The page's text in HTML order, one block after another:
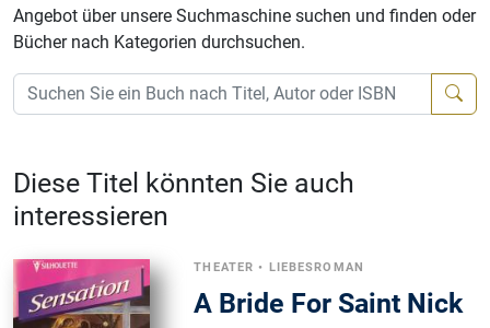
Angebot über unsere Suchmaschine suchen und finden oder
Bücher nach Kategorien durchsuchen.
Diese Titel könnten Sie auch
interessieren
THEATER • LIEBESROMAN
A Bride For Saint Nick